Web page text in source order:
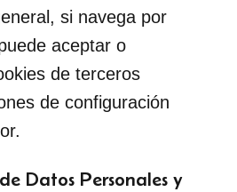
si navega por
aceptar o
de terceros
de configuración
Datos Personales y